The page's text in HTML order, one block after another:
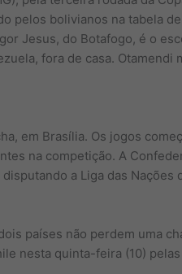
pelos bolivianos na tabela
Jesus, do Botafogo, é o
fora de casa. Otamendi
em Brasília. Os jogos
na competição. A
a Liga das Nações
países não perdem uma
nesta quinta-feira (10)